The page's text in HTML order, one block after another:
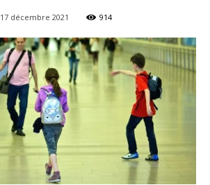
17 décembre 2021 914